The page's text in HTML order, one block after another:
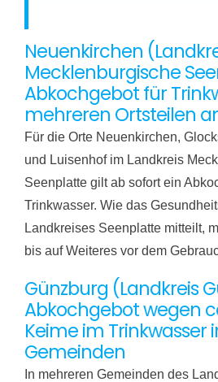
Neuenkirchen
Mecklenburgische
Abkochgebot für
mehreren Ortsteilen
Für die Orte Neuenkirchen,
und Luisenhof im Landkreis
Seenplatte gilt ab sofort ein
Trinkwasser. Wie das
Landkreises Seenplatte mitteilt,
bis auf Weiteres vor dem
Günzburg (Landkreis
Abkochgebot wegen
Keime im Trinkwasser
Gemeinden
In mehreren Gemeinden des